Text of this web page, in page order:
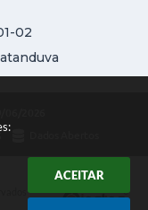
ACEITAR
02
-